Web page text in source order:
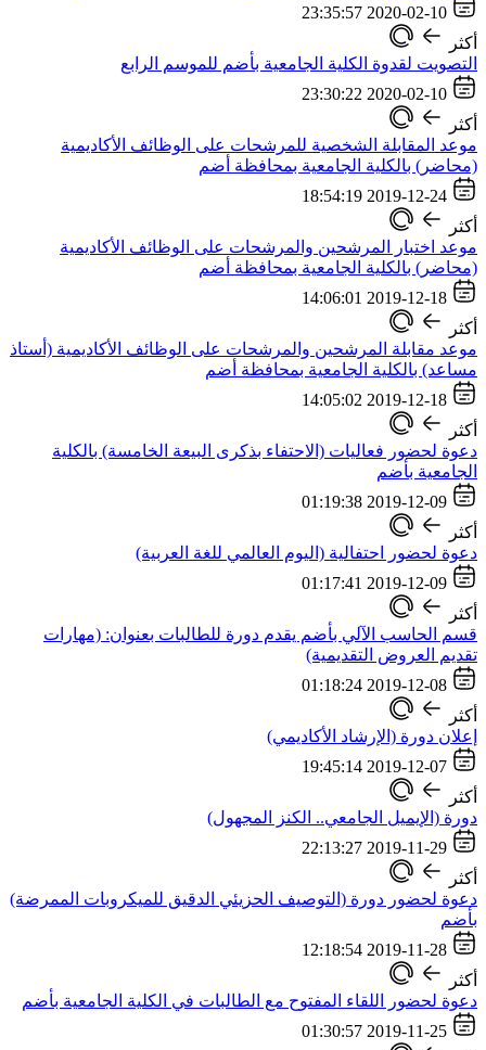
2020-02-10 23:35:57
أكثر
التصويت لقدوة الكلية الجامعية بأضم للموسم الرابع
2020-02-10 23:30:22
أكثر
موعد المقابلة الشخصية للمرشحات على الوظائف الأكاديمية
(محاضر) بالكلية الجامعية بمحافظة أضم
2019-12-24 18:54:19
أكثر
موعد اختبار المرشحين والمرشحات على الوظائف الأكاديمية
(محاضر) بالكلية الجامعية بمحافظة أضم
2019-12-18 14:06:01
أكثر
موعد مقابلة المرشحين والمرشحات على الوظائف الأكاديمية (أستاذ
مساعد) بالكلية الجامعية بمحافظة أضم
2019-12-18 14:05:02
أكثر
دعوة لحضور فعاليات (الاحتفاء بذكرى البيعة الخامسة) بالكلية
الجامعية بأضم
2019-12-09 01:19:38
أكثر
دعوة لحضور احتفالية (اليوم العالمي للغة العربية)
2019-12-09 01:17:41
أكثر
قسم الحاسب الآلي بأضم يقدم دورة للطالبات بعنوان: (مهارات
تقديم العروض التقديمية)
2019-12-08 01:18:24
أكثر
إعلان دورة (الإرشاد الأكاديمي)
2019-12-07 19:45:14
أكثر
دورة (الإيميل الجامعي.. الكنز المجهول)
2019-11-29 22:13:27
أكثر
دعوة لحضور دورة (التوصيف الحزيئي الدقيق للميكروبات الممرضة)
بأضم
2019-11-28 12:18:54
أكثر
دعوة لحضور اللقاء المفتوح مع الطالبات في الكلية الجامعية بأضم
2019-11-25 01:30:57